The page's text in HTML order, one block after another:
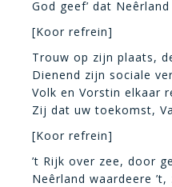
God geef’ dat
[Koor refrein]
Trouw op zijn plaats,
Dienend zijn sociale
Volk en Vorstin elkaar
Zij dat uw toekomst,
[Koor refrein]
’t Rijk over zee, door
Neêrland waardeere